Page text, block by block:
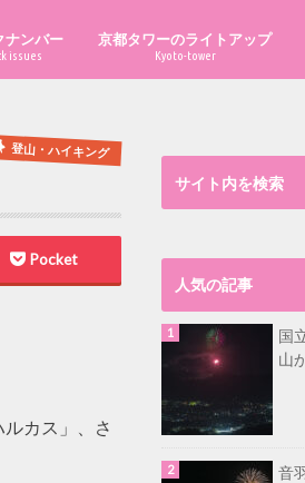
ナンバー
issues
京都タワーのライトアップ
Kyoto-tower
登山・ハイキング
Pocket
カス」、さ
サイト内を検索
人気の記事
国
山
音